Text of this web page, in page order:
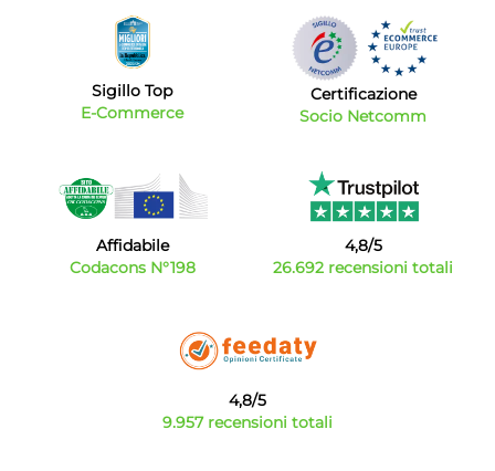
più operazioni noiose ma potranno essere eseguite in
autonomia da questi strumenti lasciandoci il tempo di
dedicarci ad altro.
Il mondo del grill: bistecchiere e barbecue
tra un'innovativa
bistecchiera elettrica
proprio barbecue domestico da giardino.
Questi piccoli elettrodomestici per la casa ci
permetteranno di rendere ancora migliore una deliziosa
cena o una divertente domenica tra amici.
Bytecno ha creato un catalogo variegato e completo
compiti in cucina. Scegli la categoria di prodotto che
stai cercando e acquista i tuoipiccoli elettrodomestici
Sigillo Top
E-Commerce
Certificazione
Socio Netcomm
Affidabile
Codacons N°198
4,8/5
26.692 recensioni totali
4,8/5
9.957 recensioni totali